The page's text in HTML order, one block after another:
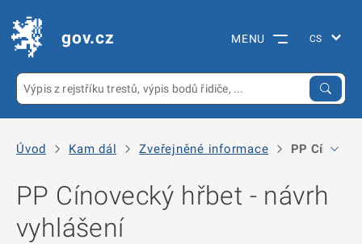
gov.cz MENU
Úvod Kam dál Zveřejněné informace PP
PP Cínovecký hřbet - návrh
vyhlášení